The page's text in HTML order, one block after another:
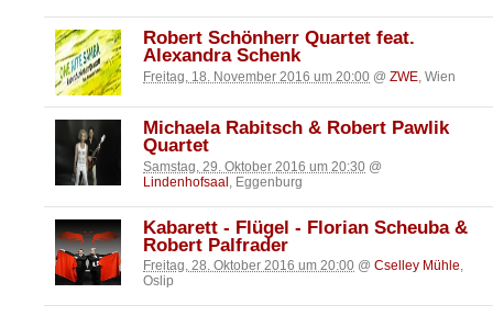
Robert Schönherr Quartet feat.
Alexandra Schenk
Freitag, 18. November 2016 um 20:00 @ ZWE , Wien
Michaela Rabitsch & Robert Pawlik
Quartet
Samstag, 29. Oktober 2016 um 20:30 @
Lindenhofsaal , Eggenburg
Kabarett - Flügel - Florian Scheuba &
Robert Palfrader
Freitag, 28. Oktober 2016 um 20:00 @ Cselley Mühle,
Oslip